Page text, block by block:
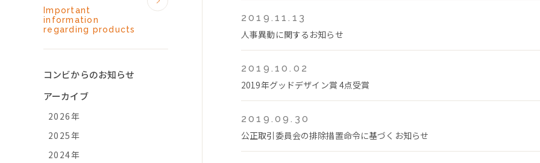
2019.11.13
人事異動に関するお知らせ
2019.10.02
2019年グッドデザイン賞 4点受賞
2019.09.30
公正取引委員会の排除措置命令に基づくお知らせ
Important
information
regarding products
コンビからのお知らせ
アーカイブ
2026年
2025年
2024年